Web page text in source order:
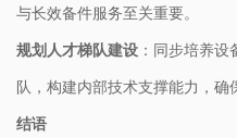
与长效备件服务至关重要。
规划人才梯队建设 ：同步培养
队，构建内部技术支撑能力，确
结语